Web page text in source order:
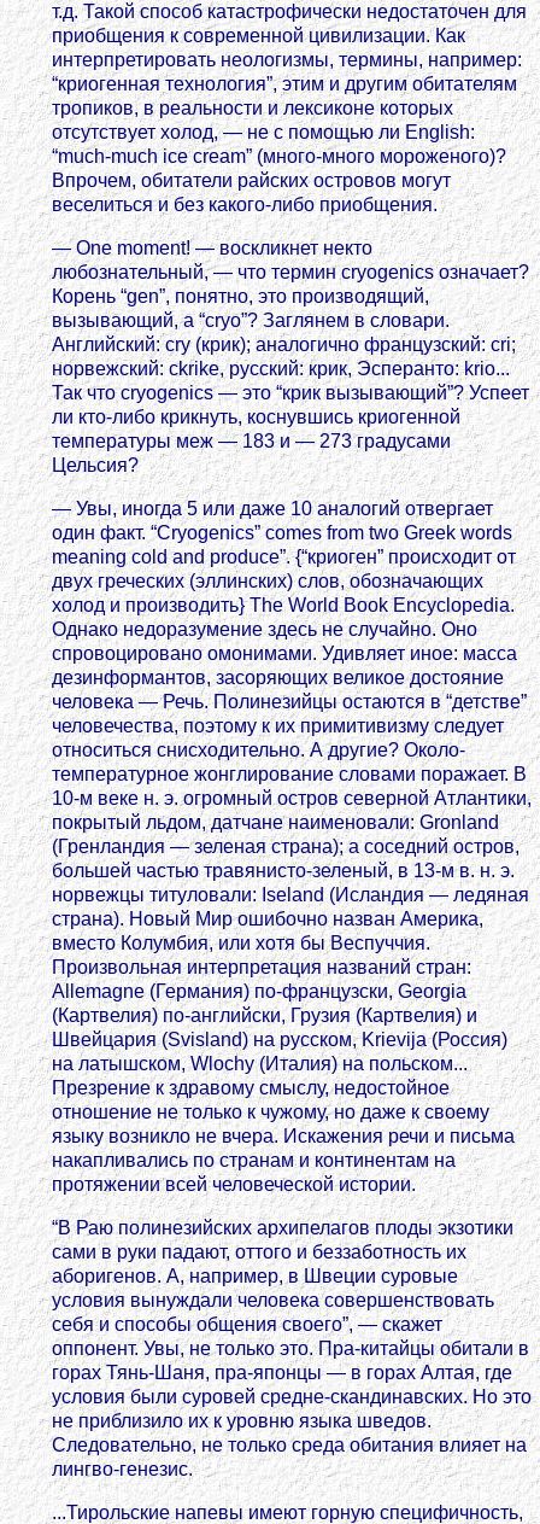
т.д. Такой способ катастрофически недостаточен для
приобщения к современной цивилизации. Как
интерпретировать неологизмы, термины, например:
“криогенная технология”, этим и другим обитателям
тропиков, в реальности и лексиконе которых
отсутствует холод, — не с помощью ли English:
“much-much ice cream” (много-много мороженого)?
Впрочем, обитатели райских островов могут
веселиться и без какого-либо приобщения.
— One moment! — воскликнет некто
любознательный, — что термин cryogeniсs означает?
Корень “gen”, понятно, это производящий,
вызывающий, а “cryо”? Заглянем в словари.
Английский: cry (крик); аналогично французский: cri;
норвежский: ckrike, русский: крик, Эсперанто: krio...
Так что сryogenics — это “крик вызывающий”? Успеет
ли кто-либо крикнуть, коснувшись криогенной
температуры меж — 183 и — 273 градусами
Цельсия?
— Увы, иногда 5 или даже 10 аналогий отвергает
один факт. “Cryogenics” comes from two Greek words
meaning cold and produce”. {“криоген” происходит от
двух греческих (эллинских) слов, обозначающих
холод и производить} The World Book Encyclopedia.
Однако недоразумение здесь не случайно. Оно
спровоцировано омонимами. Удивляет иное: масса
дезинформантов, засоряющих великое достояние
человека — Речь. Полинезийцы остаются в “детстве”
человечества, поэтому к их примитивизму следует
относиться снисходительно. А другие? Около-
температурное жонглирование словами поражает. В
10-м веке н. э. огромный остров северной Атлантики,
покрытый льдом, датчане наименовали: Gronland
(Гренландия — зеленая страна); а соседний остров,
большей частью травянисто-зеленый, в 13-м в. н. э.
норвежцы титуловали: Iseland (Исландия — ледяная
страна). Новый Мир ошибочно назван Америка,
вместо Колумбия, или хотя бы Веспуччия.
Произвольная интерпретация названий стран:
Allemagne (Германия) по-французски, Georgia
(Картвелия) по-английски, Грузия (Картвелия) и
Швейцария (Svisland) на русском, Krievija (Россия)
на латышском, Wlochy (Италия) на польском...
Презрение к здравому смыслу, недостойное
отношение не только к чужому, но даже к своему
языку возникло не вчера. Искажения речи и письма
накапливались по странам и континентам на
протяжении всей человеческой истории.
“В Раю полинезийских архипелагов плоды экзотики
сами в руки падают, оттого и беззаботность их
аборигенов. А, например, в Швеции суровые
условия вынуждали человека совершенствовать
себя и способы общения своего”, — скажет
оппонент. Увы, не только это. Пра-китайцы обитали в
горах Тянь-Шаня, пра-японцы — в горах Алтая, где
условия были суровей средне-скандинавских. Но это
не приблизило их к уровню языка шведов.
Следовательно, не только среда обитания влияет на
лингво-генезис.
...Тирольские напевы имеют горную специфичность,